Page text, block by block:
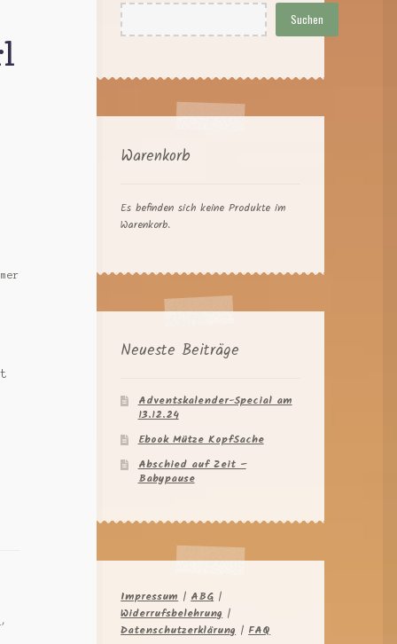
,
Suchen
Warenkorb
Es befinden sich keine Produkte im
Warenkorb.
Neueste Beiträge
Adventskalender-Special am
13.12.24
Ebook Mütze KopfSache
Abschied auf Zeit –
Babypause
Impressum|ABG|
Widerrufsbelehrung|
Datenschutzerklärung|FAQ